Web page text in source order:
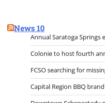
News 10
Annual Saratoga Springs
Colonie to host fourth
FCSO searching for
Capital Region BBQ